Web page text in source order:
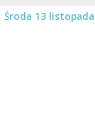
Środa 13 listopada